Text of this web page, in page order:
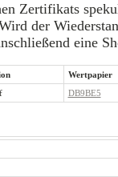
Zertifikats
der
eine
Wertpapier
DB9BE5